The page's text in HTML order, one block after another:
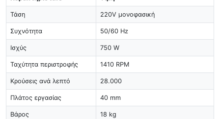
Τάση 220V μονοφασική
Συχνότητα 50/60 Hz
Ισχύς 750 W
Ταχύτητα περιστροφής 1410 RPM
Κρούσεις ανά λεπτό 28.000
Πλάτος εργασίας 40 mm
Βάρος 18 kg